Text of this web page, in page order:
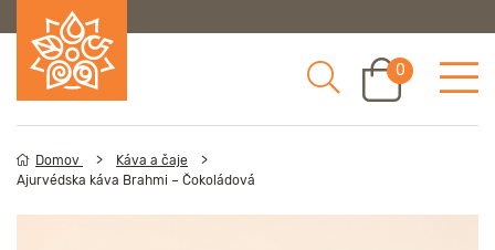
0
Domov
Káva a čaje
Ajurvédska káva Brahmi – Čokoládová